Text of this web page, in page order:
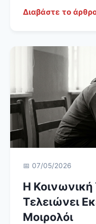
Διαβάστε το
📅 07/05/2026
Η Κοινωνική
Τελειώνει
Μοιρολόι